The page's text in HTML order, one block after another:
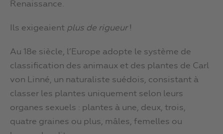
Renaissance.
Ils exigeaient plus de rigueur!
Au 18e siècle, l’Europe adopte le système de
classification des animaux et des plantes de Carl
von Linné, un naturaliste suédois, consistant à
classer les plantes uniquement selon leurs
organes sexuels : plantes à une, deux, trois,
quatre graines ou plus, mâles, femelles ou